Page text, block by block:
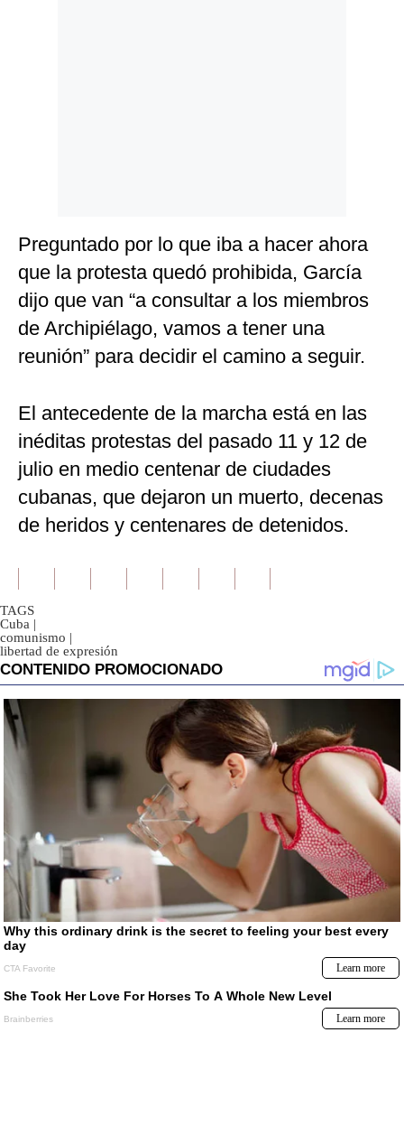
Preguntado por lo que iba a hacer ahora
que la protesta quedó prohibida, García
dijo que van “a consultar a los miembros
de Archipiélago, vamos a tener una
reunión” para decidir el camino a seguir.
El antecedente de la marcha está en las
inéditas protestas del pasado 11 y 12 de
julio en medio centenar de ciudades
cubanas, que dejaron un muerto, decenas
de heridos y centenares de detenidos.
TAGS
Cuba |
comunismo |
libertad de expresión